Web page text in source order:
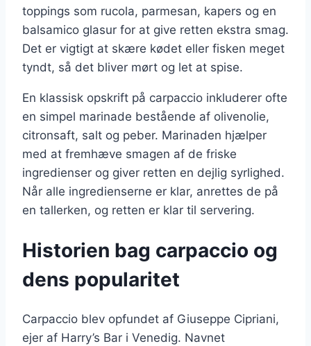
toppings som rucola, parmesan, kapers og en
balsamico glasur for at give retten ekstra smag.
Det er vigtigt at skære kødet eller fisken meget
tyndt, så det bliver mørt og let at spise.
En klassisk opskrift på carpaccio inkluderer ofte
en simpel marinade bestående af olivenolie,
citronsaft, salt og peber. Marinaden hjælper
med at fremhæve smagen af de friske
ingredienser og giver retten en dejlig syrlighed.
Når alle ingredienserne er klar, anrettes de på
en tallerken, og retten er klar til servering.
Historien bag carpaccio og
dens popularitet
Carpaccio blev opfundet af Giuseppe Cipriani,
ejer af Harry’s Bar i Venedig. Navnet